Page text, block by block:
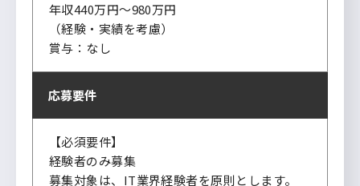
年収440万円～980万円
（経験・実績を考慮）
賞与：なし
応募要件
【必須要件】
経験者のみ募集
募集対象は、IT業界経験者を原則とします。